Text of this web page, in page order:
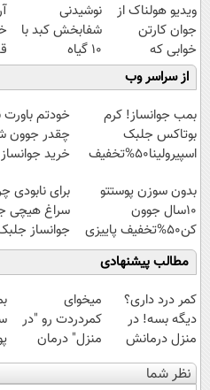
ویدیو هولناک از
جوان کارتن
خوابی که
میلیاردر شد.
آموزش رایگان
نوشیدنی
شفابخش کبد با
10 گیاه
موثر(تخفیف تا
امشب)
از سراسر وب
بمب جوانساز! کرم
بوتاکس جلبک
اسپیرولینا50%تخفیف
خودتم
چقدر جوون
خرید جوانساز
ویژه
بدون سوزن پوستتو
10سال جوون
کن50%تخفیف پاییزی
برای نابودی
سراغ هیچی
جوانساز
نرو(تخفیف40%)
مطالب پیشنهادی
کمر درد داری؟
دیگه بسه! در
منزل درمانش
کن
(◀پرسش‌نامه)
میخوای
کمردردت رو "در
منزل" درمان
کنی؟ (◂فیلم +
◂پرسش‌نامه)
نظر شما